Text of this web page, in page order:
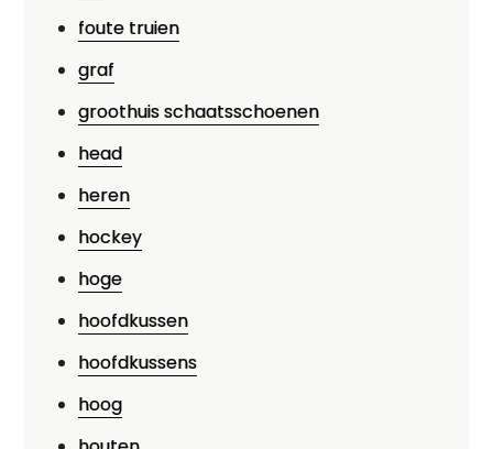
foute truien
graf
groothuis schaatsschoenen
head
heren
hockey
hoge
hoofdkussen
hoofdkussens
hoog